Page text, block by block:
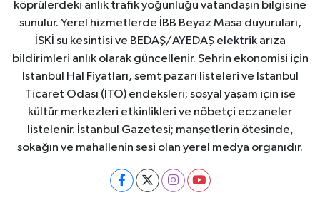
köprülerdeki anlık trafik yoğunluğu vatandaşın bilgisine
sunulur. Yerel hizmetlerde İBB Beyaz Masa duyuruları,
İSKİ su kesintisi ve BEDAŞ/AYEDAŞ elektrik arıza
bildirimleri anlık olarak güncellenir. Şehrin ekonomisi için
İstanbul Hal Fiyatları, semt pazarı listeleri ve İstanbul
Ticaret Odası (İTO) endeksleri; sosyal yaşam için ise
kültür merkezleri etkinlikleri ve nöbetçi eczaneler
listelenir. İstanbul Gazetesi; manşetlerin ötesinde,
sokağın ve mahallenin sesi olan yerel medya organıdır.